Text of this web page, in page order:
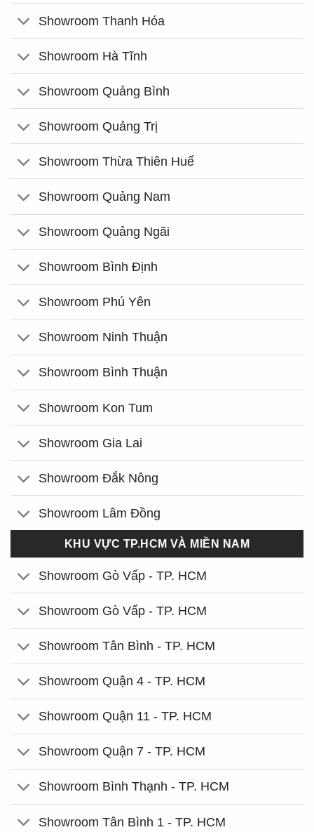
Showroom Thanh Hóa
Showroom Hà Tĩnh
Showroom Quảng Bình
Showroom Quảng Trị
Showroom Thừa Thiên Huế
Showroom Quảng Nam
Showroom Quảng Ngãi
Showroom Bình Định
Showroom Phú Yên
Showroom Ninh Thuận
Showroom Bình Thuận
Showroom Kon Tum
Showroom Gia Lai
Showroom Đắk Nông
Showroom Lâm Đồng
KHU VỰC TP.HCM VÀ MIỀN NAM
Showroom Gò Vấp - TP. HCM
Showroom Gò Vấp - TP. HCM
Showroom Tân Bình - TP. HCM
Showroom Quận 4 - TP. HCM
Showroom Quận 11 - TP. HCM
Showroom Quận 7 - TP. HCM
Showroom Bình Thạnh - TP. HCM
Showroom Tân Bình 1 - TP. HCM